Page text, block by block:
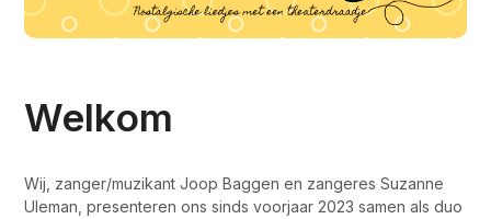
Welkom
Wij, zanger/muzikant Joop Baggen en zangeres Suzanne
Uleman, presenteren ons sinds voorjaar 2023 samen als duo